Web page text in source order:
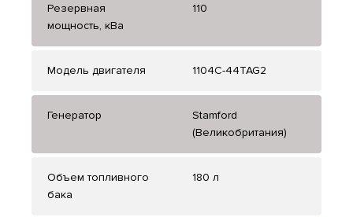
Резервная
мощность, кВа
110
Модель двигателя 1104C-44TAG2
Генератор
Stamford
(Великобритания)
Объем топливного
бака
180 л